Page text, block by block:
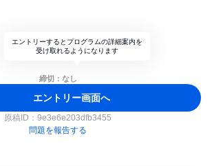
エントリーするとプログラムの詳細案内を
受け取れるようになります
締切：なし
エントリー画面へ
原稿ID： 9e3e6e203dfb3455
問題を報告する